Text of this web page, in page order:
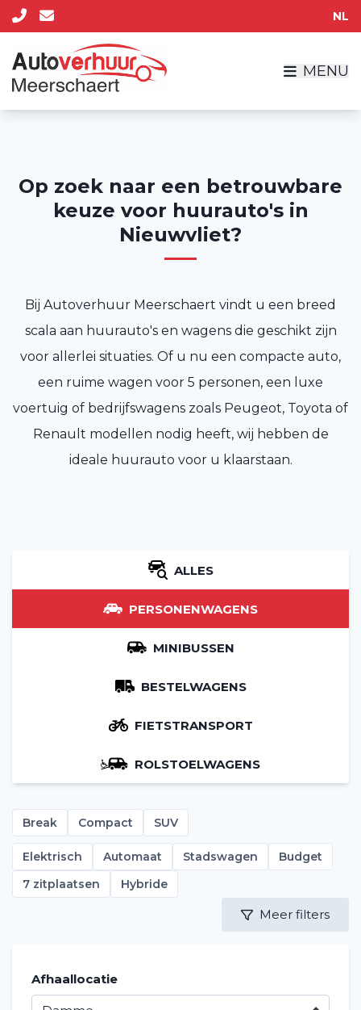
NL
MENU
Op zoek naar een betrouwbare
keuze voor huurauto's in
Nieuwvliet?
Bij Autoverhuur Meerschaert vindt u een breed
scala aan huurauto's en wagens die geschikt zijn
voor allerlei situaties. Of u nu een compacte auto,
een ruime wagen voor 5 personen, een luxe
voertuig of bedrijfswagens zoals Peugeot, Toyota of
Renault modellen nodig heeft, wij hebben de
ideale huurauto voor u klaarstaan.
ALLES
PERSONENWAGENS
MINIBUSSEN
BESTELWAGENS
FIETSTRANSPORT
ROLSTOELWAGENS
Break Compact SUV
Elektrisch Automaat Stadswagen
Budget
7 zitplaatsen
Hybride
Meer filters
Afhaallocatie